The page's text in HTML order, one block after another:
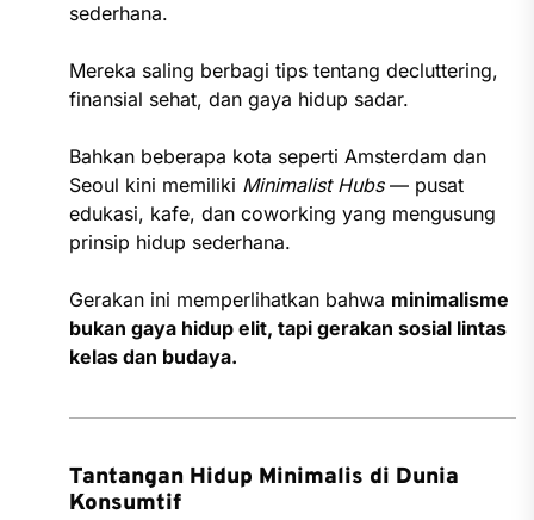
sederhana.
Mereka saling berbagi tips tentang decluttering,
finansial sehat, dan gaya hidup sadar.
Bahkan beberapa kota seperti Amsterdam dan
Seoul kini memiliki Minimalist Hubs— pusat
edukasi, kafe, dan coworking yang mengusung
prinsip hidup sederhana.
Gerakan ini memperlihatkan bahwa minimalisme
bukan gaya hidup elit, tapi gerakan sosial lintas
kelas dan budaya.
Tantangan Hidup Minimalis di Dunia
Konsumtif